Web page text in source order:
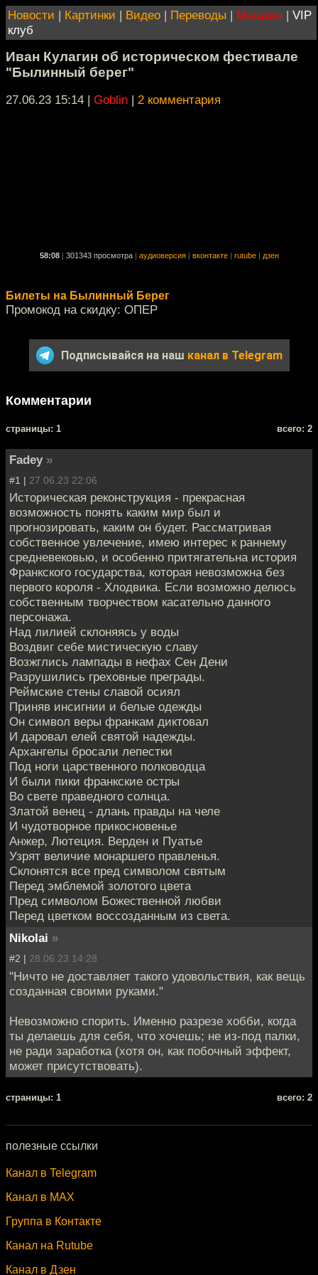
Новости | Картинки | Видео | Переводы | Магазин | VIP
клуб
Иван Кулагин об историческом фестивале
"Былинный берег"
27.06.23 15:14 | Goblin | 2 комментария
58:08 301343 просмотра аудиоверсия вконтакте rutube дзен
Билеты на Былинный Берег
Промокод на скидку: ОПЕР
Подписывайся на наш канал в Telegram
Комментарии
cтраницы: 1 всего: 2
Fadey »
#1 | 27.06.23 22:06
Историческая реконструкция - прекрасная
возможность понять каким мир был и
прогнозировать, каким он будет. Рассматривая
собственное увлечение, имею интерес к раннему
средневековью, и особенно притягательна история
Франкского государства, которая невозможна без
первого короля - Хлодвика. Если возможно делюсь
собственным творчеством касательно данного
персонажа.
Над лилией склоняясь у воды
Воздвиг себе мистическую славу
Возжглись лампады в нефах Сен Дени
Разрушились греховные преграды.
Реймские стены славой осиял
Приняв инсигнии и белые одежды
Он символ веры франкам диктовал
И даровал елей святой надежды.
Архангелы бросали лепестки
Под ноги царственного полководца
И были пики франкские остры
Во свете праведного солнца.
Златой венец - длань правды на челе
И чудотворное прикосновенье
Анжер, Лютеция. Верден и Пуатье
Узрят величие монаршего правленья.
Склонятся все пред символом святым
Перед эмблемой золотого цвета
Пред символом Божественной любви
Перед цветком воссозданным из света.
Nikolai »
#2 | 28.06.23 14:28
"Ничто не доставляет такого удовольствия, как вещь
созданная своими руками."
Невозможно спорить. Именно разрезе хобби, когда
ты делаешь для себя, что хочешь; не из-под палки,
не ради заработка (хотя он, как побочный эффект,
может присутствовать).
cтраницы: 1 всего: 2
полезные ссылки
Канал в Telegram
Канал в MAX
Группа в Контакте
Канал на Rutube
Канал в Дзен